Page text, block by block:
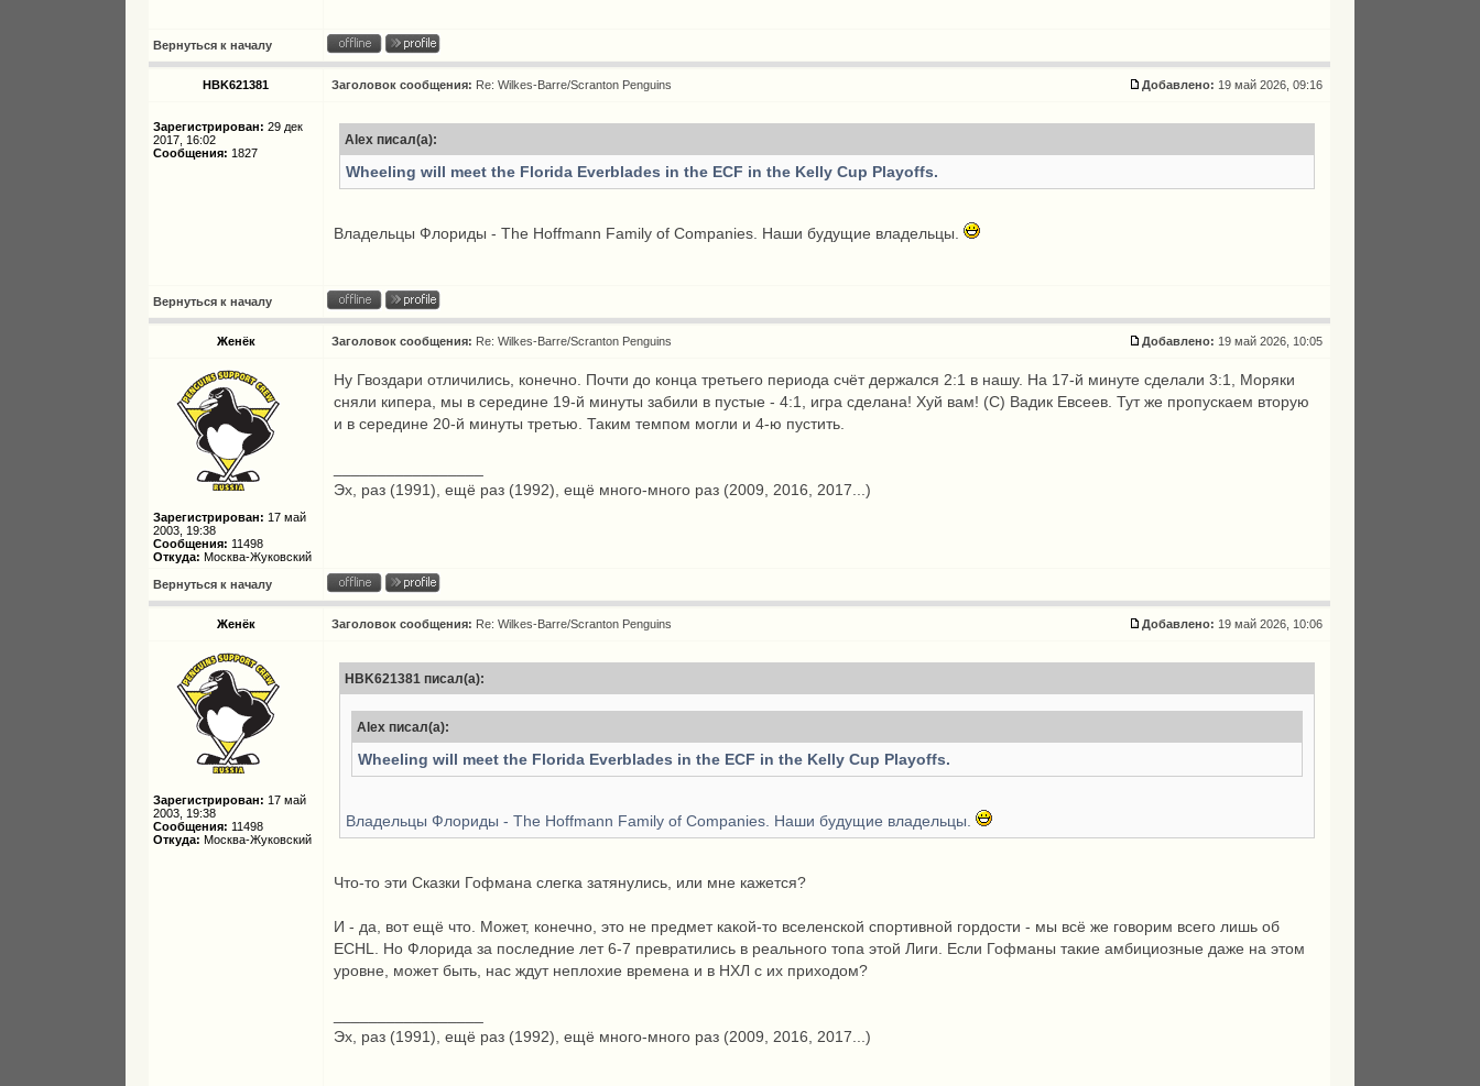
Вернуться к началу
HBK621381 Заголовок сообщения: Re: Wilkes-Barre/Scranton Penguins Добавлено: 19 май 2026, 09:16
Зарегистрирован: 29 дек
2017, 16:02
Сообщения: 1827
Alex писал(а):
Wheeling will meet the Florida Everblades in the ECF in the Kelly Cup Playoffs.
Владельцы Флориды - The Hoffmann Family of Companies. Наши будущие владельцы.
Вернуться к началу
Женёк Заголовок сообщения: Re: Wilkes-Barre/Scranton Penguins Добавлено: 19 май 2026, 10:05
Зарегистрирован: 17 май
2003, 19:38
Сообщения: 11498
Откуда: Москва-Жуковский
Ну Гвоздари отличились, конечно. Почти до конца третьего периода счёт держался 2:1 в нашу. На 17-й минуте сделали 3:1, Моряки
сняли кипера, мы в середине 19-й минуты забили в пустые - 4:1, игра сделана! Хуй вам! (С) Вадик Евсеев. Тут же пропускаем вторую
и в середине 20-й минуты третью. Таким темпом могли и 4-ю пустить.
Эх, раз (1991), ещё раз (1992), ещё много-много раз (2009, 2016, 2017...)
Вернуться к началу
Женёк Заголовок сообщения: Re: Wilkes-Barre/Scranton Penguins Добавлено: 19 май 2026, 10:06
Зарегистрирован: 17 май
2003, 19:38
Сообщения: 11498
Откуда: Москва-Жуковский
HBK621381 писал(а):
Alex писал(а):
Wheeling will meet the Florida Everblades in the ECF in the Kelly Cup Playoffs.
Владельцы Флориды - The Hoffmann Family of Companies. Наши будущие владельцы.
Что-то эти Сказки Гофмана слегка затянулись, или мне кажется?
И - да, вот ещё что. Может, конечно, это не предмет какой-то вселенской спортивной гордости - мы всё же говорим всего лишь об
ECHL. Но Флорида за последние лет 6-7 превратились в реального топа этой Лиги. Если Гофманы такие амбициозные даже на этом
уровне, может быть, нас ждут неплохие времена и в НХЛ с их приходом?
Эх, раз (1991), ещё раз (1992), ещё много-много раз (2009, 2016, 2017...)